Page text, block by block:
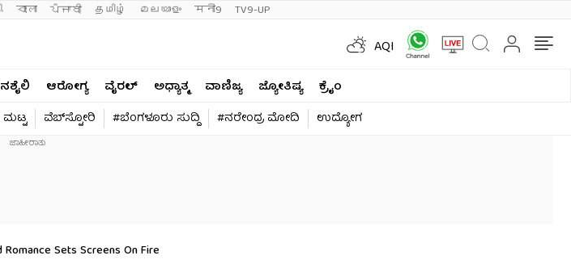
বাংলা ਪੰਜਾਬੀ தமிழ் മലയാളം मनी9 TV9-UP
AQI
ಆರೋಗ್ಯ ವೈರಲ್​ ಅಧ್ಯಾತ್ಮ ವಾಣಿಜ್ಯ ಜ್ಯೋತಿಷ್ಯ
ಕ್ರೈಂ
ವೆಬ್​ಸ್ಟೋರಿ #ಬೆಂಗಳೂರು ಸುದ್ದಿ #ನರೇಂದ್ರ ಮೋದಿ ಉದ್ಯೋಗ
Romance Sets Screens On Fire